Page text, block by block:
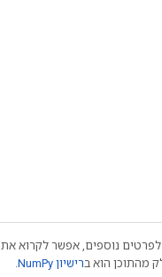
. לפרטים נוספים, אפשר לקרוא את
רישיון NumPy‏